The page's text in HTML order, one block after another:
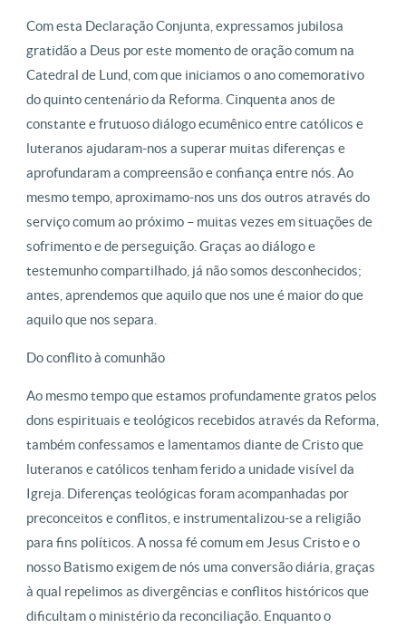
Com esta Declaração Conjunta, expressamos jubilosa
gratidão a Deus por este momento de oração comum na
Catedral de Lund, com que iniciamos o ano comemorativo
do quinto centenário da Reforma. Cinquenta anos de
constante e frutuoso diálogo ecumênico entre católicos e
luteranos ajudaram-nos a superar muitas diferenças e
aprofundaram a compreensão e confiança entre nós. Ao
mesmo tempo, aproximamo-nos uns dos outros através do
serviço comum ao próximo – muitas vezes em situações de
sofrimento e de perseguição. Graças ao diálogo e
testemunho compartilhado, já não somos desconhecidos;
antes, aprendemos que aquilo que nos une é maior do que
aquilo que nos separa.
Do conflito à comunhão
Ao mesmo tempo que estamos profundamente gratos pelos
dons espirituais e teológicos recebidos através da Reforma,
também confessamos e lamentamos diante de Cristo que
luteranos e católicos tenham ferido a unidade visível da
Igreja. Diferenças teológicas foram acompanhadas por
preconceitos e conflitos, e instrumentalizou-se a religião
para fins políticos. A nossa fé comum em Jesus Cristo e o
nosso Batismo exigem de nós uma conversão diária, graças
à qual repelimos as divergências e conflitos históricos que
dificultam o ministério da reconciliação. Enquanto o